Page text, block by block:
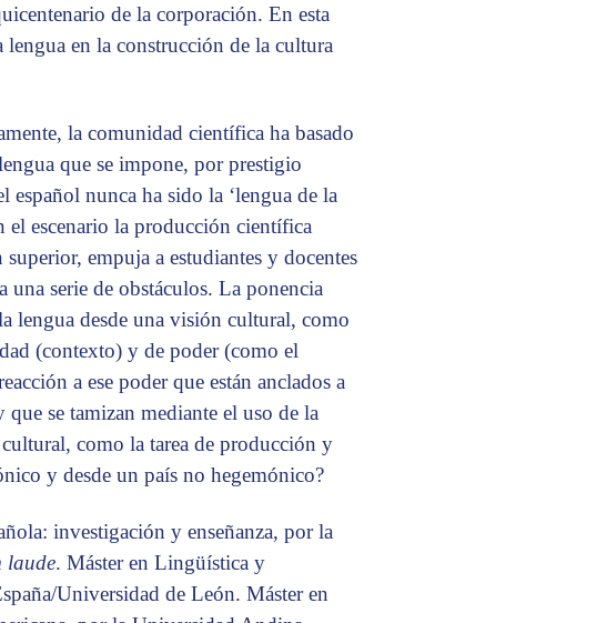
de la corporación. En esta
en la construcción de la cultura
la comunidad científica ha basado
que se impone, por prestigio
español nunca ha sido la ‘lengua de la
el escenario la producción científica
empuja a estudiantes y docentes
serie de obstáculos. La ponencia
lengua desde una visión cultural, como
(contexto) y de poder (como el
a ese poder que están anclados a
se tamizan mediante el uso de la
como la tarea de producción y
y desde un país no hegemónico?
investigación y enseñanza, por la
laude. Máster en Lingüística y
Universidad de León. Máster en